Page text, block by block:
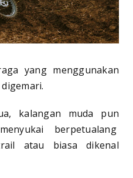
yang menggunakan
kalangan muda pun
berpetualang
atau biasa dikenal